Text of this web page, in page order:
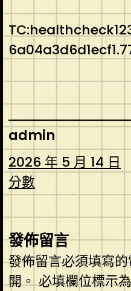
admin
2026 年 5 月 14 日
分數
發佈留言
發佈留言必須填寫
開。必填欄位標示